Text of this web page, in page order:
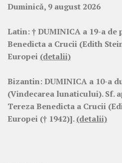
Duminică, 9 august 2026
Latin:† DUMINICA a 19-a de
Benedicta a Crucii (Edith
Europei (detalii)
Bizantin:DUMINICA a 10-a
(Vindecarea lunaticului). Sf.
Tereza Benedicta a Crucii
Europei († 1942)].(detalii)